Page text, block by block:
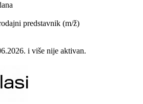
predstavnik (m/ž)
i više nije aktivan.